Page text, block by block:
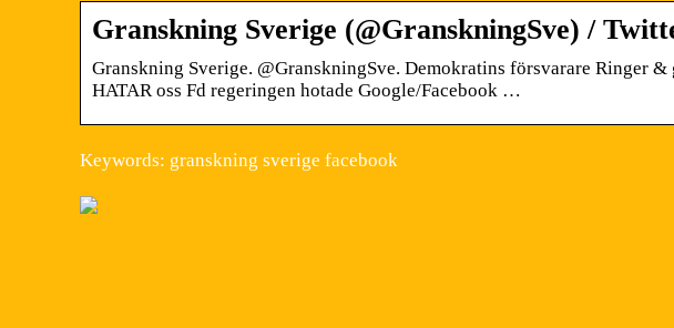
Granskning Sverige (@GranskningSve) /
Granskning Sverige. @GranskningSve. Demokratins försvarare Ringer
HATAR oss Fd regeringen hotade Google/Facebook …
Keywords: granskning sverige facebook